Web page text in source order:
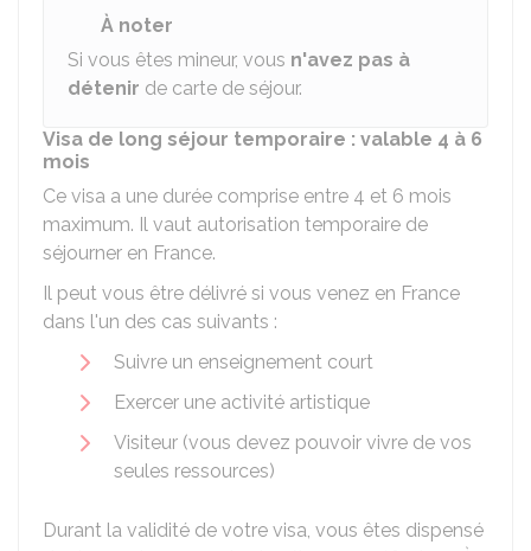
À noter
Si vous êtes mineur, vous n'avez pas à
détenir de carte de séjour.
Visa de long séjour temporaire : valable 4 à 6
mois
Ce visa a une durée comprise entre 4 et 6 mois
maximum. Il vaut autorisation temporaire de
séjourner en France.
Il peut vous être délivré si vous venez en France
dans l'un des cas suivants :
Suivre un enseignement court
Exercer une activité artistique
Visiteur (vous devez pouvoir vivre de vos
seules ressources)
Durant la validité de votre visa, vous êtes dispensé